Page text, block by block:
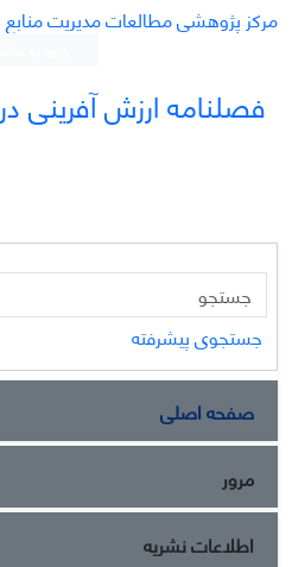
مرکز پژوهشی مطالعات مدیریت
فصلنامه ارزش آفرینی
جستجوی پیشرفته
صفحه اصلی
مرور
اطلاعات نشریه